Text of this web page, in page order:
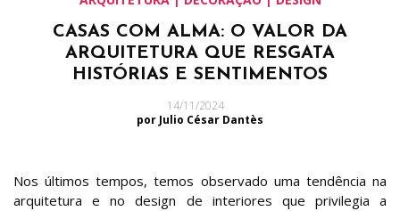
CASAS COM ALMA: O VALOR DA
ARQUITETURA QUE RESGATA
HISTÓRIAS E SENTIMENTOS
14/11/2024
por Julio César Dantès
Nos últimos tempos, temos observado uma tendência na
arquitetura e no design de interiores que privilegia a